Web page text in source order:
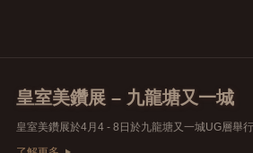
皇室美鑽展 – 九龍塘又一城